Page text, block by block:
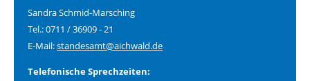
Sandra Schmid-Marsching
Tel.: 0711 / 36909 - 21
E-Mail:standesamt@aichwald.de
Telefonische Sprechzeiten: